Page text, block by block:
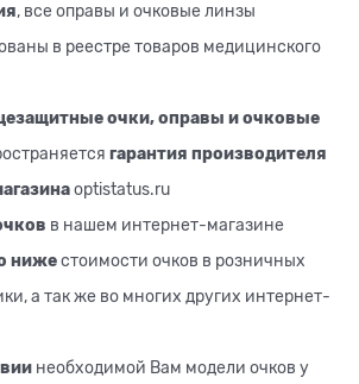
, все оправы и очковые линзы
в реестре товаров медицинского
очки, оправы и очковые
гарантия производителя
optistatus.ru
в нашем интернет-магазине
нижестоимости очков в розничных
а так же во многих других интернет-
необходимой Вам модели очков у